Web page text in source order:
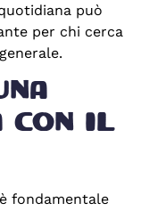
può
per chi cerca
CON IL
fondamentale